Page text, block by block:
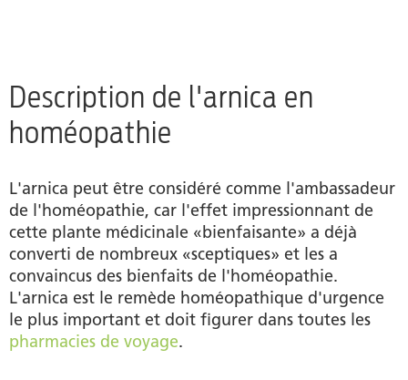
Description de l'arnica en
homéopathie
L'arnica peut être considéré comme l'ambassadeur
de l'homéopathie, car l'effet impressionnant de
cette plante médicinale «bienfaisante» a déjà
converti de nombreux «sceptiques» et les a
convaincus des bienfaits de l'homéopathie.
L'arnica est le remède homéopathique d'urgence
le plus important et doit figurer dans toutes les
pharmacies de voyage.